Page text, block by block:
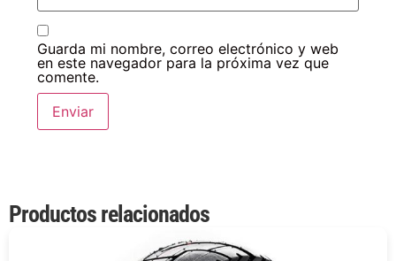
Guarda mi nombre, correo electrónico y web
en este navegador para la próxima vez que
comente.
Productos relacionados